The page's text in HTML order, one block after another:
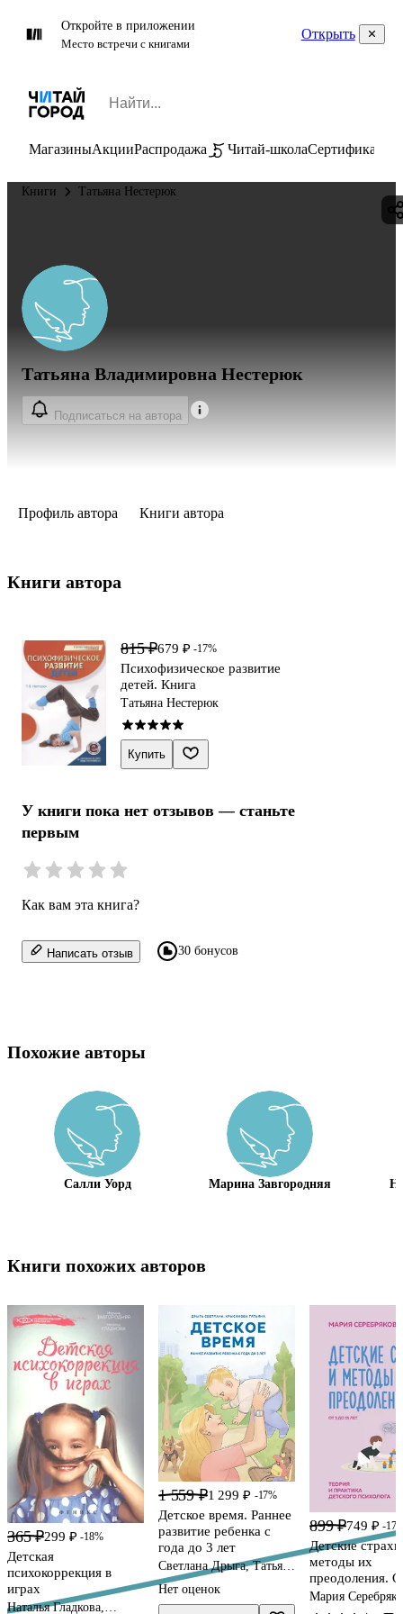
Откройте в приложении
Место встречи с книгами
Открыть
МагазиныАкцииРаспродажа Читай-школаСертификаты
Книги Татьяна Нестерюк
Татьяна Владимировна Нестерюк
Подписаться на автора
Профиль автора Книги автора
Книги автора
815 ₽679 ₽ -17%
Психофизическое развитие
детей. Книга
Татьяна Нестерюк
Купить
У книги пока нет отзывов — станьте
первым
Как вам эта книга?
Написать отзыв 30 бонусов
Похожие авторы
Салли Уорд Марина Завгородняя
Книги похожих авторов
365 ₽299 ₽ -18%
Детская
психокоррекция в
играх
Наталья Гладкова,
1 559 ₽1 299 ₽ -17%
Детское время. Раннее
развитие ребенка с
года до 3 лет
Светлана Дрыга, Татьяна
Крысанова
Нет оценок
899 ₽749 ₽ -
Детские
методы их
преодоления.
15 лет. Теория
практика
Мария